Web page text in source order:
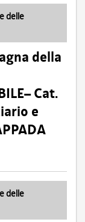
delle
della
Cat.
e
delle